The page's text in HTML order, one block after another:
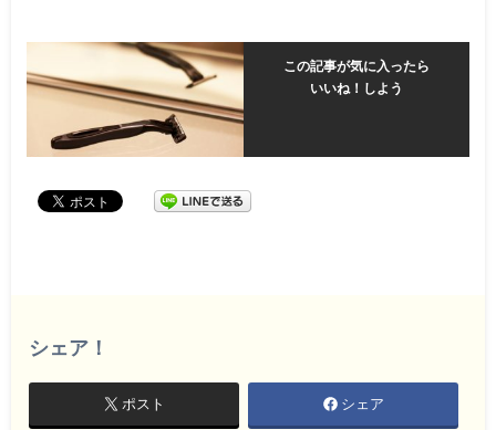
この記事が気に入ったら
いいね！しよう
シェア！
ポスト シェア